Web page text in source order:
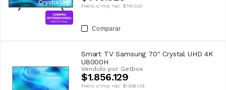
Precio s/imp. nac. $740.520
Comparar
Smart TV Samsung 70" Crystal UHD 4K
U8000H
Vendido por Getbox
$1.856.129
Precio s/imp. nac. $1.856.129